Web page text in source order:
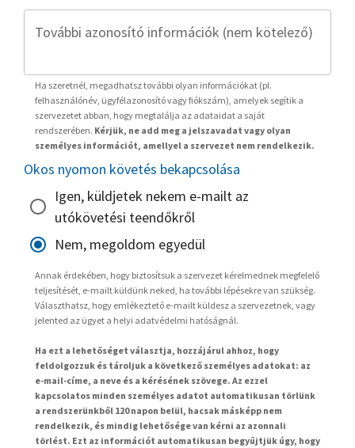
További azonosító információk (nem kötelező)
Ha szeretnél, megadhatsz további olyan információkat (pl.
felhasználónév, ügyfélazonosító vagy fiókszám), amelyek segítik a
szervezetet abban, hogy megtalálja az adataidat a saját
rendszerében. Kérjük, ne add meg a jelszavadat vagy olyan
személyes információt, amellyel a szervezet nem rendelkezik.
Okos nyomon követés bekapcsolása
Igen, küldjetek nekem e-mailt az
utókövetési teendőkről
Nem, megoldom egyedül
Annak érdekében, hogy biztosítsuk a szervezet kérelmednek megfelelő
teljesítését, e-mailt küldünk neked, ha további lépésekre van szükség.
Választhatsz, hogy emlékeztető e-mailt küldesz a szervezetnek, vagy
jelented az ügyet a helyi adatvédelmi hatóságnál.
Ha ezt a lehetőséget választja, hozzájárul ahhoz, hogy
feldolgozzuk és tároljuk a következő személyes adatokat: az
e-mail-címe, a neve és a kérésének szövege. Az ezzel
kapcsolatos minden személyes adatot automatikusan törlünk
a rendszerünkből 120 napon belül, hacsak másképp nem
rendelkezik, és mindig lehetősége van kérni az azonnali
törlést. Ezt az információt automatikusan begyűjtjük úgy, hogy